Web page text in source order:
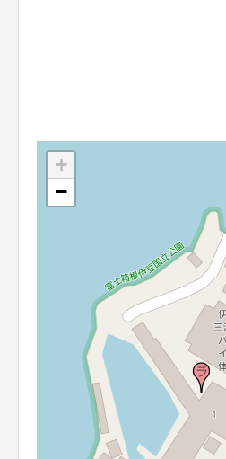
+
−